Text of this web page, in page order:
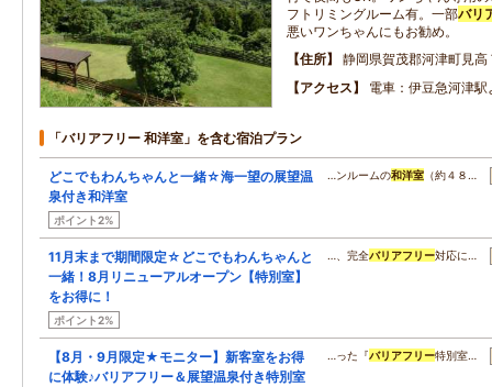
フトリミングルーム有。一部バリ
悪いワンちゃんにもお勧め。
住所
静岡県賀茂郡河津町見高
アクセス
電車：伊豆急河津
「バリアフリー 和洋室」を含む宿泊プラン
どこでもわんちゃんと一緒☆海一望の展望温
泉付き和洋室
ポイント2%
…ンルームの和洋室 （約４８…
11月末まで期間限定☆どこでもわんちゃんと
一緒！8月リニューアルオープン【特別室】
をお得に！
ポイント2%
…、完全バリアフリー対応に…
【8月・9月限定★モニター】新客室をお得
に体験♪バリアフリー＆展望温泉付き特別室
…った『バリアフリー特別室…